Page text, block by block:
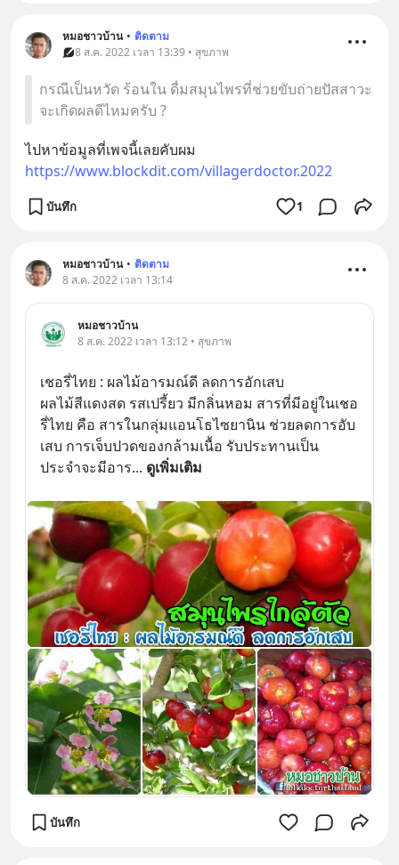
หมอชาวบ้าน • ติดตาม
8 ส.ค. 2022 เวลา 13:39 • สุขภาพ
กรณีเป็นหวัด ร้อนใน ดื่มสมุนไพรที่ช่วยขับถ่ายปัสสาวะ
จะเกิดผลดีไหมครับ ?
ไปหาข้อมูลที่เพจนี้เลยคับผม
https://www.blockdit.com/villagerdoctor.2022
บันทึก 1
หมอชาวบ้าน • ติดตาม
8 ส.ค. 2022 เวลา 13:14
หมอชาวบ้าน
8 ส.ค. 2022 เวลา 13:12 • สุขภาพ
เชอรี่ไทย : ผลไม้อารมณ์ดี ลดการอักเสบ
ผลไม้สีแดงสด รสเปรี้ยว มีกลิ่นหอม สารที่มีอยู่ในเชอ
รี่ไทย คือ สารในกลุ่มแอนโธไซยานิน ช่วยลดการอับ
เสบ การเจ็บปวดของกล้ามเนื้อ รับประทานเป็น
ประจำจะมีอาร... ดูเพิ่มเติม
บันทึก